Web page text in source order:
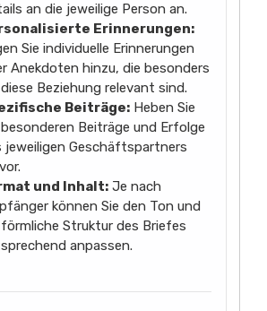
an die jeweilige Person an.
Erinnerungen:
Sie individuelle Erinnerungen
Anekdoten hinzu, die besonders
Beziehung relevant sind.
Beiträge: Heben Sie
Beiträge und Erfolge
jeweiligen Geschäftspartners
und Inhalt: Je nach
können Sie den Ton und
Struktur des Briefes
anpassen.